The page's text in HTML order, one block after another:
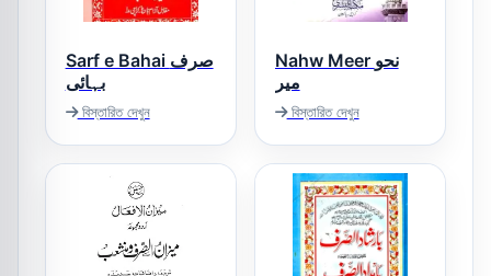
Sarf e Bahai صرف
بہائی
বিস্তারিত দেখুন
Nahw Meer نحو
میر
বিস্তারিত দেখুন